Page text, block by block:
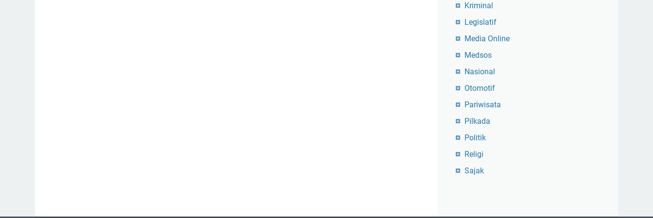
Kriminal
Legislatif
Media Online
Medsos
Nasional
Otomotif
Pariwisata
Pilkada
Politik
Religi
Sajak